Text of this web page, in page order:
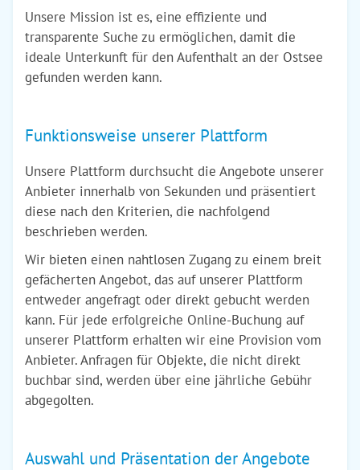
Unsere Mission ist es, eine effiziente und
transparente Suche zu ermöglichen, damit die
ideale Unterkunft für den Aufenthalt an der Ostsee
gefunden werden kann.
Funktionsweise unserer Plattform
Unsere Plattform durchsucht die Angebote unserer
Anbieter innerhalb von Sekunden und präsentiert
diese nach den Kriterien, die nachfolgend
beschrieben werden.
Wir bieten einen nahtlosen Zugang zu einem breit
gefächerten Angebot, das auf unserer Plattform
entweder angefragt oder direkt gebucht werden
kann. Für jede erfolgreiche Online-Buchung auf
unserer Plattform erhalten wir eine Provision vom
Anbieter. Anfragen für Objekte, die nicht direkt
buchbar sind, werden über eine jährliche Gebühr
abgegolten.
Auswahl und Präsentation der Angebote